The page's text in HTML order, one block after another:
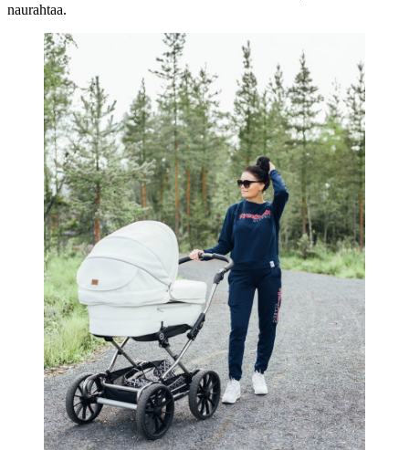
naurahtaa.